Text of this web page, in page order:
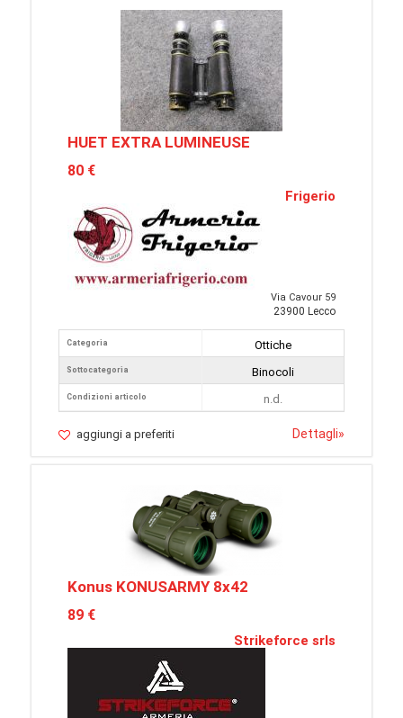
HUET EXTRA LUMINEUSE
80 €
Frigerio
Via Cavour 59
23900 Lecco
Categoria
Sottocategoria
Condizioni articolo
Ottiche
Binocoli
n.d.
aggiungi a preferiti Dettagli»
Konus KONUSARMY 8x42
89 €
Strikeforce srls